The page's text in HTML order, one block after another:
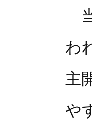
わ
主
や